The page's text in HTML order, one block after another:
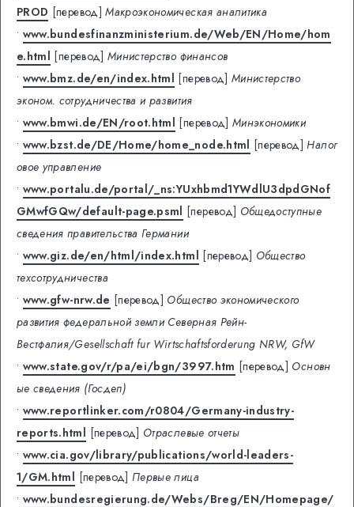
PROD [перевод] Макроэкономическая аналитика
• www.bundesfinanzministerium.de/Web/EN/Home/hom
e.html [перевод] Министерство финансов
• www.bmz.de/en/index.html [перевод] Министерство
эконом. сотрудничества и развития
• www.bmwi.de/EN/root.html [перевод] Минэкономики
• www.bzst.de/DE/Home/home_node.html [перевод] Налог
овое управление
• www.portalu.de/portal/_ns:YUxhbmd1YWdlU3dpdGNof
GMwfGQw/default-page.psml [перевод] Общедоступные
сведения правительства Германии
• www.giz.de/en/html/index.html [перевод] Общество
техсотрудничества
• www.gfw-nrw.de [перевод] Общество экономического
развития федеральной земли Северная Рейн-
Вестфалия/Gesellschaft fur Wirtschaftsforderung NRW, GfW
• www.state.gov/r/pa/ei/bgn/3997.htm [перевод] Основн
ые сведения (Госдеп)
• www.reportlinker.com/r0804/Germany-industry-
reports.html [перевод] Отраслевые отчеты
• www.cia.gov/library/publications/world-leaders-
1/GM.html [перевод] Первые лица
• www.bundesregierung.de/Webs/Breg/EN/Homepage/